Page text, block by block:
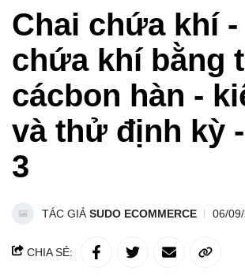
Chai chứa khí -
chứa khí bằng
cácbon hàn -
và thử định kỳ
3
TÁC GIẢ SUDO ECOMMERCE 06/
CHIA SẺ: